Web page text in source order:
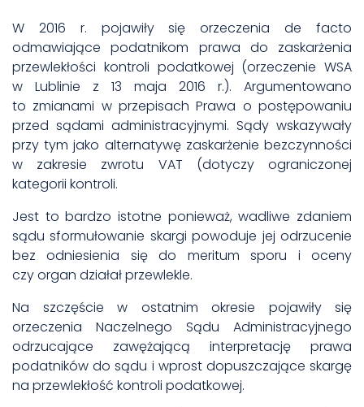
W 2016 r. pojawiły się orzeczenia de facto
odmawiające podatnikom prawa do zaskarżenia
przewlekłości kontroli podatkowej (orzeczenie WSA
w Lublinie z 13 maja 2016 r.). Argumentowano
to zmianami w przepisachPrawa o postępowaniu
przed sądami administracyjnymi. Sądy wskazywały
przy tym jako alternatywę zaskarżenie bezczynności
w zakresie zwrotu VAT (dotyczy ograniczonej
kategorii kontroli.
Jest to bardzo istotne ponieważ, wadliwe zdaniem
sądu sformułowanie skargi powoduje jej odrzucenie
bez odniesienia się do meritum sporu i oceny
czy organ działał przewlekle.
Na szczęście w ostatnim okresie pojawiły się
orzeczenia Naczelnego Sądu Administracyjnego
odrzucające zawężającą interpretację prawa
podatników do sądu i wprost dopuszczające skargę
na przewlekłość kontroli podatkowej.